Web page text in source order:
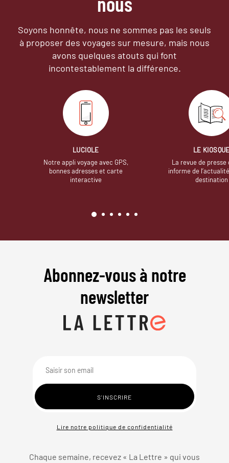
Soyons honnête, nous ne sommes pas les seuls
à proposer des voyages sur mesure, mais nous
avons quelques atouts qui font
incontestablement la différence.
LUCIOLE
Notre appli voyage avec GPS,
bonnes adresses et carte
interactive
LE
La revue de presse
informe de
destination
Abonnez-vous à notre
newsletter
Lire notre politique de confidentialité
Chaque semaine, recevez « La Lettre » qui vous